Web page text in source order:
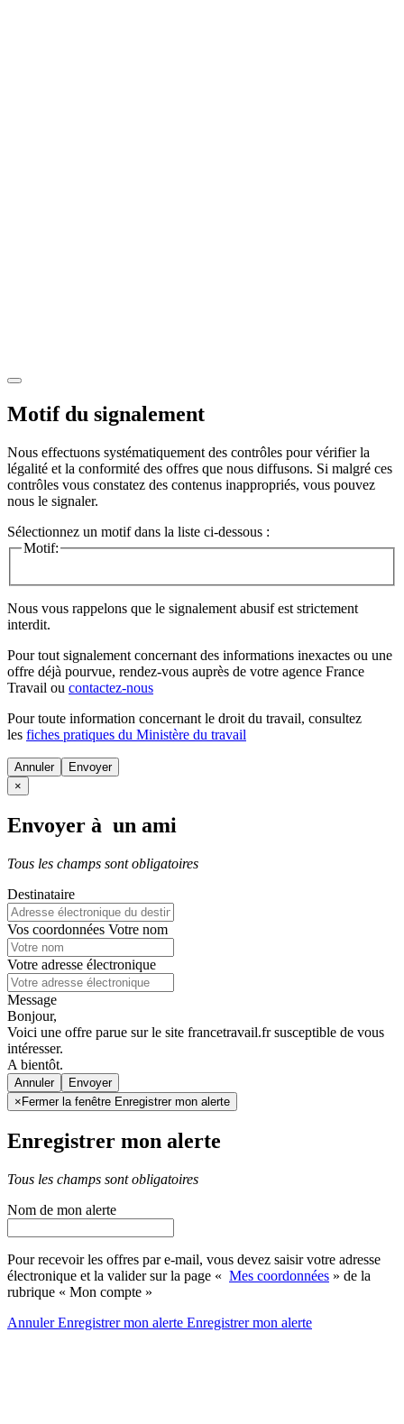
Motif du signalement
Nous effectuons systématiquement des contrôles pour vérifier la
légalité et la conformité des offres que nous diffusons. Si malgré ces
contrôles vous constatez des contenus inappropriés, vous pouvez
nous le signaler.
Sélectionnez un motif dans la liste ci-dessous :
Motif:
Nous vous rappelons que le signalement abusif est strictement
interdit.
Pour tout signalement concernant des informations inexactes ou une
offre déjà pourvue, rendez-vous auprès de votre agence France
Travail ou contactez-nous
Pour toute information concernant le droit du travail, consultez
les fiches pratiques du Ministère du travail
Annuler
×
Envoyer à un ami
Tous les champs sont obligatoires
Destinataire
Vos coordonnées Votre nom
Votre adresse électronique
Message
Bonjour,
Voici une offre parue sur le site francetravail.fr susceptible de vous
intéresser.
A bientôt.
Annuler
× Fermer la fenêtre Enregistrer mon alerte
Enregistrer mon alerte
Tous les champs sont obligatoires
Nom de mon alerte
Pour recevoir les offres par e-mail, vous devez saisir votre adresse
électronique et la valider sur la page « Mes coordonnées » de la
rubrique « Mon compte »
AnnulerEnregistrer mon alerte Enregistrermon alerte